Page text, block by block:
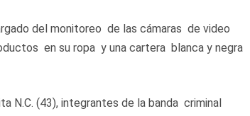
del monitoreo de las cámaras de video
en su ropa y una cartera blanca y negra
N.C. (43), integrantes de la banda criminal